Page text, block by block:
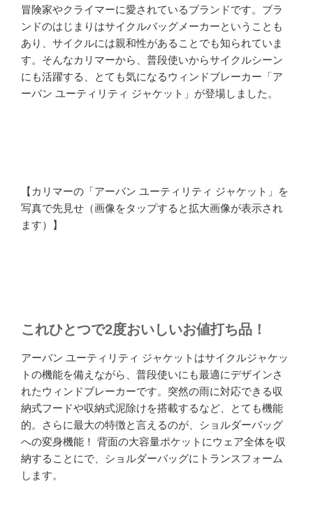
冒険家やクライマーに愛されているブランドです。ブラ
ンドのはじまりはサイクルバッグメーカーということも
あり、サイクルには親和性があることでも知られていま
す。そんなカリマーから、普段使いからサイクルシーン
にも活躍する、とても気になるウィンドブレーカー「ア
ーバン ユーティリティ ジャケット」が登場しました。
【カリマーの「アーバン ユーティリティ ジャケット」を
写真で先見せ（画像をタップすると拡大画像が表示され
ます）】
これひとつで2度おいしいお値打ち品！
アーバン ユーティリティ ジャケットはサイクルジャケッ
トの機能を備えながら、普段使いにも最適にデザインさ
れたウィンドブレーカーです。突然の雨に対応できる収
納式フードや収納式泥除けを搭載するなど、とても機能
的。さらに最大の特徴と言えるのが、ショルダーバッグ
への変身機能！ 背面の大容量ポケットにウェア全体を収
納することにで、ショルダーバッグにトランスフォーム
します。